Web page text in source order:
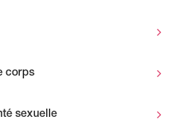
corps
sexuelle